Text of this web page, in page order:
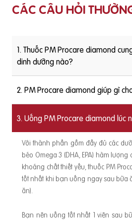
CÁC CÂU HỎI
1. Thuốc PM Procare diamond
dinh dưỡng nào?
2. PM Procare diamond giúp gì
3. Uống PM Procare diamond lúc
Với thành phần gồm đầy đủ các
béo Omega 3 (DHA, EPA) hàm
khoáng chất thiết yếu, thuốc PM
tốt nhất khi bạn uống ngay sau bữa
ăn).
Bạn nên uống tốt nhất 1 viên sau